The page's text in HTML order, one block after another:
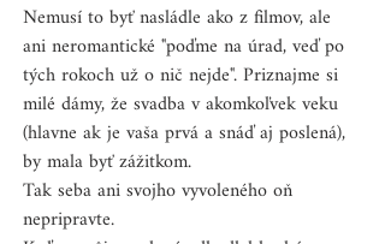
Nemusí to byť nasládle ako z filmov, ale
ani neromantické "poďme na úrad, veď po
tých rokoch už o nič nejde". Priznajme si
milé dámy, že svadba v akomkoľvek veku
(hlavne ak je vaša prvá a snáď aj poslená),
by mala byť zážitkom.
Tak seba ani svojho vyvoleného oň
nepripravte.